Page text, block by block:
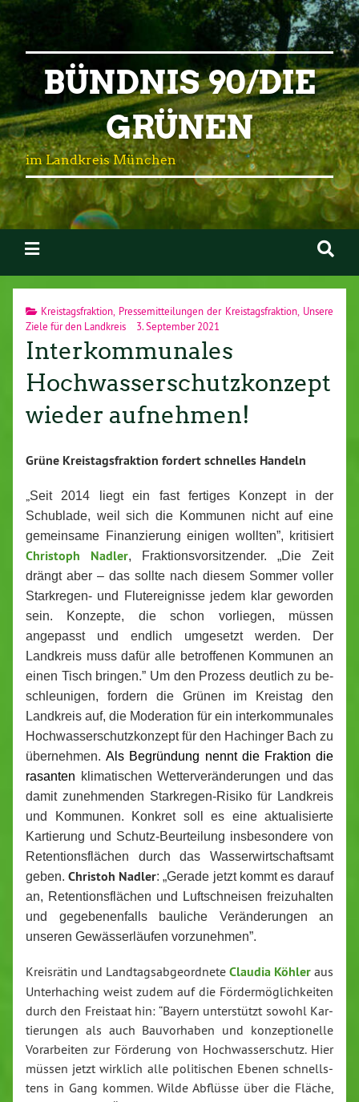
BÜNDNIS 90/DIE
GRÜNEN
im Landkreis München
Kreistagsfraktion, Pressemitteilungen der Kreistagsfraktion Unsere
Ziele für den Landkreis
3. September 2021
Interkommunales
Hochwasserschutzkonzept
wieder aufnehmen!
Grüne Kreis­tags­frak­ti­on fordert schnelles Handeln
„Seit 2014 liegt ein fast fertiges Konzept in der
Schublade, weil sich die Kommunen nicht auf eine
ge­mein­sa­me Fi­nan­zie­rung einigen wollten”, kri­ti­siert
Christoph Nadler, Frak­ti­ons­vor­sit­zen­der. „Die Zeit
drängt aber – das sollte nach diesem Sommer voller
Stark­re­gen- und Flu­ter­eig­nis­se jedem klar geworden
sein. Konzepte, die schon vorliegen, müssen
angepasst und endlich umgesetzt werden. Der
Landkreis muss dafür alle be­trof­fe­nen Kommunen an
einen Tisch bringen.” Um den Prozess deutlich zu be­
schleu­ni­gen, fordern die Grünen im Kreistag den
Landkreis auf, die Mo­dera­ti­on für ein in­ter­kom­mu­na­les
Hoch­was­ser­schutz­kon­zept für den Hachinger Bach zu
über­neh­men. Als Be­grün­dung nennt die Fraktion die
rasanten kli­ma­ti­schen Wet­ter­ver­än­de­run­gen und das
damit zu­neh­men­den Stark­re­gen-Ri­si­ko für Landkreis
und Kommunen. Konkret soll es eine ak­tua­li­sier­te
Kar­tie­rung und Schutz-Be­ur­tei­lung ins­be­son­de­re von
Re­ten­ti­ons­flä­chen durch das Was­ser­wirt­schafts­amt
geben.Christoh Nadler: „Gerade jetzt kommt es darauf
an, Re­ten­ti­ons­flä­chen und Luft­schnei­sen frei­zu­hal­ten
und ge­ge­be­nen­falls bauliche Ver­än­de­run­gen an
unseren Ge­wäs­ser­läu­fen vor­zu­neh­men”.
Kreis­rä­tin und Land­tags­ab­ge­ord­ne­te Claudia Köhler aus
Un­ter­ha­ching weist zudem auf die För­der­mög­lich­kei­ten
durch den Freistaat hin: “Bayern un­ter­stützt sowohl Kar­
tie­run­gen als auch Bau­vor­ha­ben und kon­zep­tio­nel­le
Vor­ar­bei­ten zur Förderung von Hoch­was­ser­schutz. Hier
müssen jetzt wirklich alle po­li­ti­schen Ebenen schnells­
tens in Gang kommen. Wilde Abflüsse über die Fläche,